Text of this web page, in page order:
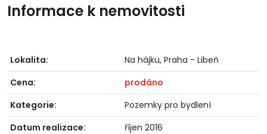
Informace k nemovitosti
Lokalita:
Na hájku, Praha - Libeň
Cena:
prodáno
Kategorie:
Pozemky pro bydlení
Datum realizace:
říjen 2016